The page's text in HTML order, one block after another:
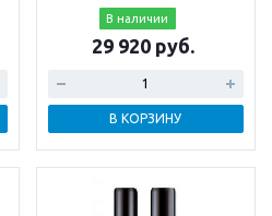
В наличии
29 920 руб.
В КОРЗИНУ